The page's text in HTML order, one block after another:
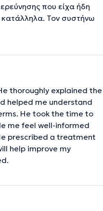
που είχα ήδη
κατάλληλα. Τον συστήνω
thoroughly explained the
helped me understand
He took the time to
me feel well-informed
prescribed a treatment
help improve my